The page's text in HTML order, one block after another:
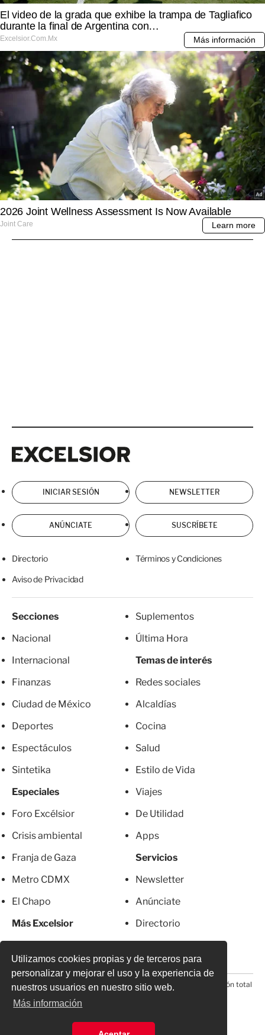
Utilizamos cookies propias y de terceros para
personalizar y mejorar el uso y la experiencia de
nuestros usuarios en nuestro sitio web.
Más información
INICIAR SESIÓN NEWSLETTER
ANÚNCIATE SUSCRÍBETE
Directorio Términos y Condiciones
Aviso de Privacidad
Secciones
Nacional
Internacional
Finanzas
Ciudad de México
Deportes
Espectáculos
Sintetika
Especiales
Foro Excélsior
Crisis ambiental
Franja de Gaza
Metro CDMX
El Chapo
Más Excelsior
Suplementos
Última Hora
Temas de interés
Redes sociales
Alcaldías
Cocina
Salud
Estilo de Vida
Viajes
De Utilidad
Apps
Servicios
Newsletter
Anúnciate
Directorio
© 2026 Todos los derechos reservados. Prohibida la reproducción total
o parcial, incluyendo cualquier medio electrónico*